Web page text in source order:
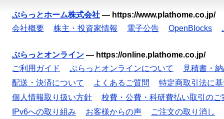
ぷらっとホーム株式会社 — https://www.plathome.co.jp/
会社概要
株主・投資家情報 電子公告 OpenBlocks
ぷらっとオンライン — https://online.plathome.co.jp/
ご利用ガイド
ぷらっとオンラインについて
見積書・
配送・決済について
よくあるご質問
特定商取引法に
個人情報取り扱い方針
校費・公費・科研費払い取引のご
IPv6への取り組み
お客様からの声 ご注文の取り消し